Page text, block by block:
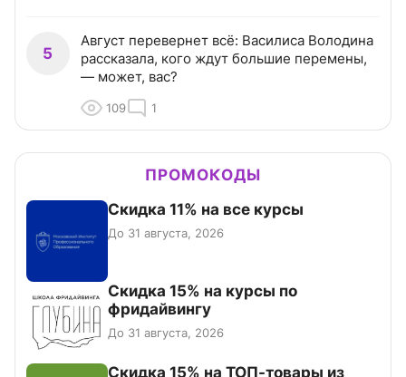
5
Август перевернет всё: Василиса Володина
рассказала, кого ждут большие перемены,
— может, вас?
109 1
ПРОМОКОДЫ
Скидка 11% на все курсы
До 31 августа, 2026
Скидка 15% на курсы по
фридайвингу
До 31 августа, 2026
Скидка 15% на ТОП-товары из